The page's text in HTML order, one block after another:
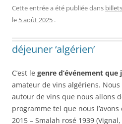
Cette entrée a été publiée dans
le 5 août 2025 .
déjeuner ‘algérien’
C’est le genre d’événement que
amateur de vins algériens.
autour de vins que nous allons
programme tel que nous
2015 – Smalah rosé 1939